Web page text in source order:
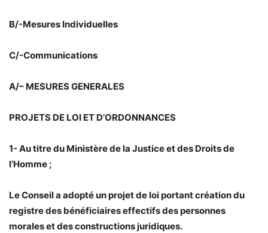
B/-Mesures Individuelles
C/-Communications
A/– MESURES GENERALES
PROJETS DE LOI ET D’ORDONNANCES
1- Au titre du Ministère de la Justice et des Droits de
l’Homme ;
Le Conseil a adopté un projet de loi portant création du
registre des bénéficiaires effectifs des personnes
morales et des constructions juridiques.